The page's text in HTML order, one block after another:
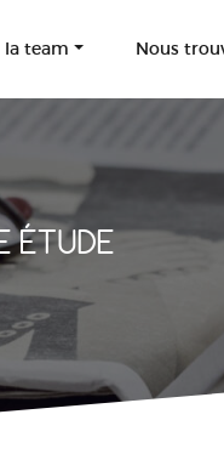
la team Nous
ÉTUDE